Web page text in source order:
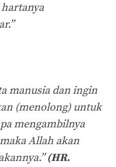
manusia dan ingin
(menolong) untuk
mengambilnya
Allah akan
(HR.